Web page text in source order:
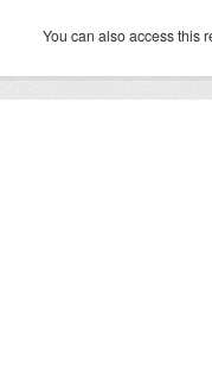
You can also access this